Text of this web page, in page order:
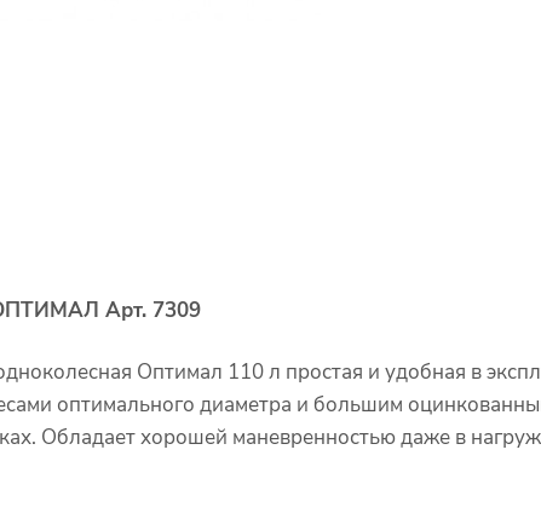
Арт. 7309
Оптимал 110 л простая и удобная в
оптимального диаметра и большим
Обладает хорошей маневренностью даже в